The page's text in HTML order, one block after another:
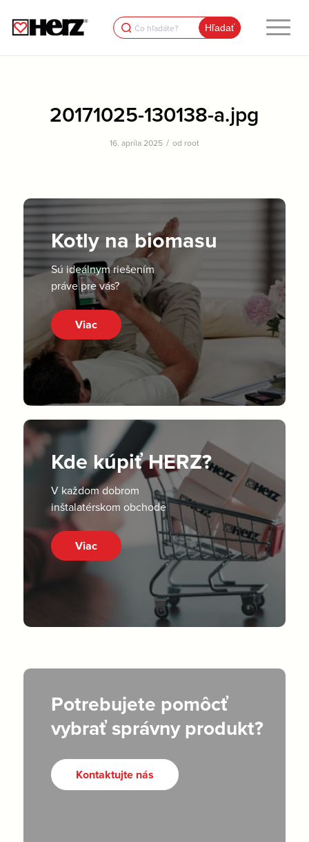
Search
for:
20171025-130138-a.jpg
16. apríla 2025 / od root
Kotly na biomasu
Sú ideálnym riešením
práve pre vás?
Viac
Kde kúpiť HERZ?
V každom dobrom
inštalatérskom obchode
Viac
Potrebujete pomôcť
vybrať správny produkt?
Kontaktujte nás